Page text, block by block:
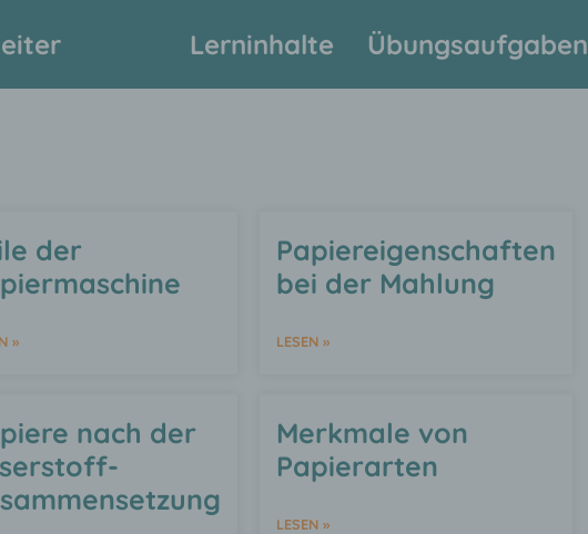
Lerninhalte Übungsaufgaben
der
»
Papiereigenschaften
bei der Mahlung
LESEN »
nach der
Merkmale von
Papierarten
LESEN »